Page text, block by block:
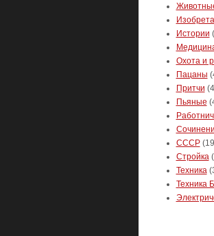
Истории
Охота и
Пацаны
Притчи
Пьяные
СССР
Стройка
Техника
Техника